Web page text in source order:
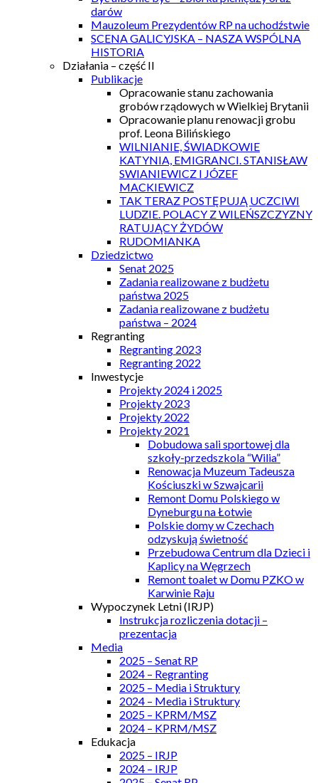
darów
Mauzoleum Prezydentów RP na uchodźstwie
SCENA GALICYJSKA – NASZA WSPÓLNA
HISTORIA
Działania – część II
Publikacje
Opracowanie stanu zachowania
grobów rządowych w Wielkiej Brytanii
Opracowanie planu renowacji grobu
prof. Leona Bilińskiego
WILNIANIE, ŚWIADKOWIE
KATYNIA, EMIGRANCI. STANISŁAW
SWIANIEWICZ I JÓZEF
MACKIEWICZ
TAK TERAZ POSTĘPUJĄ UCZCIWI
LUDZIE. POLACY Z WILEŃSZCZYZNY
RATUJĄCY ŻYDÓW
RUDOMIANKA
Dziedzictwo
Senat 2025
Zadania realizowane z budżetu
państwa 2025
Zadania realizowane z budżetu
państwa – 2024
Regranting
Regranting 2023
Regranting 2022
Inwestycje
Projekty 2024 i 2025
Projekty 2023
Projekty 2022
Projekty 2021
Dobudowa sali sportowej dla
szkoły-przedszkola “Wilia”
Renowacja Muzeum Tadeusza
Kościuszki w Szwajcarii
Remont Domu Polskiego w
Dyneburgu na Łotwie
Polskie domy w Czechach
odzyskują świetność
Przebudowa Centrum dla Dzieci i
Kaplicy na Węgrzech
Remont toalet w Domu PZKO w
Karwinie Raju
Wypoczynek Letni (IRJP)
Instrukcja rozliczenia dotacji –
prezentacja
Media
2025 – Senat RP
2024 – Regranting
2025 – Media i Struktury
2024 – Media i Struktury
2025 – KPRM/MSZ
2024 – KPRM/MSZ
Edukacja
2025 – IRJP
2024 – IRJP